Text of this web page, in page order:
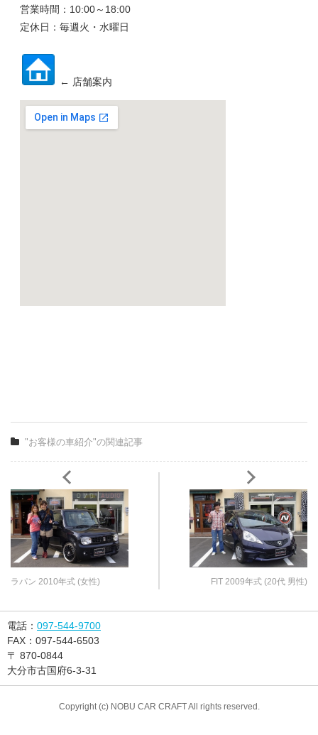
営業時間：10:00～18:00
定休日：毎週火・水曜日
← 店舗案内
"お客様の車紹介"の関連記事
ラパン 2010年式 (女性) FIT 2009年式 (20代 男性)
電話： 097-544-9700
FAX： 097-544-6503
〒 870-0844
大分市古国府6-3-31
Copyright (c) NOBU CAR CRAFT All rights reserved.